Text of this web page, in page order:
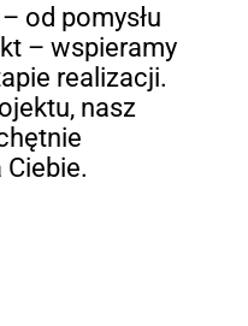
od pomysłu
– wspieramy
realizacji.
nasz